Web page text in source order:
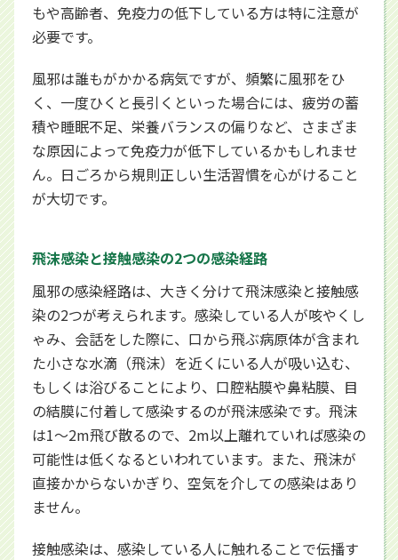
もや高齢者、免疫力の低下している方は特に注意が
必要です。
風邪は誰もがかかる病気ですが、頻繁に風邪をひ
く、一度ひくと長引くといった場合には、疲労の蓄
積や睡眠不足、栄養バランスの偏りなど、さまざま
な原因によって免疫力が低下しているかもしれませ
ん。日ごろから規則正しい生活習慣を心がけること
が大切です。
飛沫感染と接触感染の2つの感染経路
風邪の感染経路は、大きく分けて飛沫感染と接触感
染の2つが考えられます。感染している人が咳やくし
ゃみ、会話をした際に、口から飛ぶ病原体が含まれ
た小さな水滴（飛沫）を近くにいる人が吸い込む、
もしくは浴びることにより、口腔粘膜や鼻粘膜、目
の結膜に付着して感染するのが飛沫感染です。飛沫
は1～2m飛び散るので、2m以上離れていれば感染の
可能性は低くなるといわれています。また、飛沫が
直接かからないかぎり、空気を介しての感染はあり
ません。
接触感染は、感染している人に触れることで伝播す